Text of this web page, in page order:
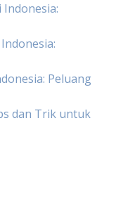
Peluang
dan Trik untuk